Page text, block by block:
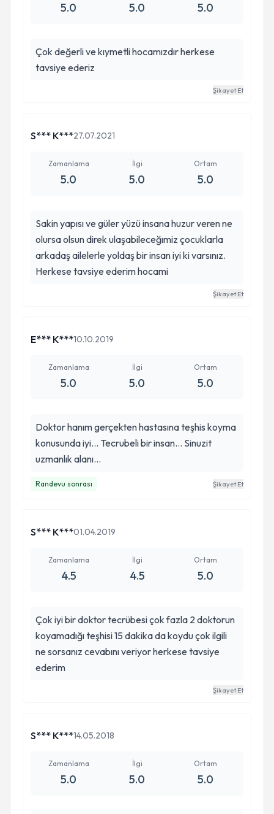
5.0 5.0 5.0
Çok değerli ve kıymetli hocamızdır herkese
tavsiye ederiz
Şikayet Et
S*** K***27.07.2021
Zamanlama
5.0
İlgi
5.0
Ortam
5.0
Sakin yapısı ve güler yüzü insana huzur veren ne
olursa olsun direk ulaşabileceğımiz çocuklarla
arkadaş ailelerle yoldaş bir insan iyi ki varsınız.
Herkese tavsiye ederim hocami
Şikayet Et
E*** K***10.10.2019
Zamanlama
5.0
İlgi
5.0
Ortam
5.0
Doktor hanım gerçekten hastasına teşhis koyma
konusunda iyi... Tecrubeli bir insan... Sinuzit
uzmanlık alanı...
Randevu sonrası Şikayet Et
S*** K***01.04.2019
Zamanlama
4.5
İlgi
4.5
Ortam
5.0
Çok iyi bir doktor tecrübesi çok fazla 2 doktorun
koyamadığı teşhisi 15 dakika da koydu çok ilgili
ne sorsanız cevabını veriyor herkese tavsiye
ederim
Şikayet Et
S*** K***14.05.2018
Zamanlama
5.0
İlgi
5.0
Ortam
5.0